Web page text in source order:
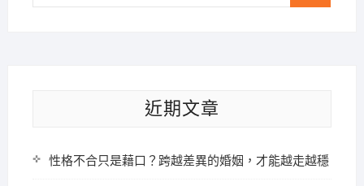
近期文章
性格不合只是藉口？跨越差異的婚姻，才能越走越穩